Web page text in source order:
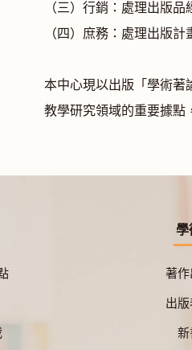
（三）行銷：處理出版
（四）庶務：處理出版
本中心現以出版「學術著
教學研究領域的重要據點
學
著作
出
新